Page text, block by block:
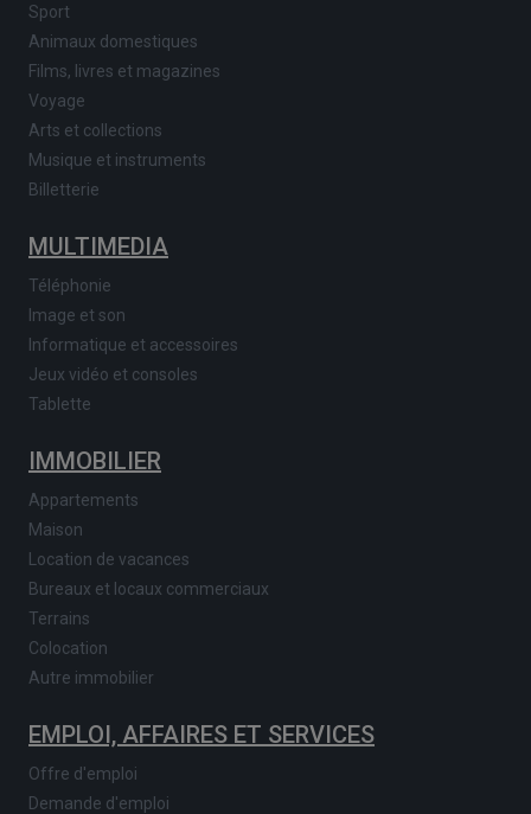
Sport
Animaux domestiques
Films, livres et magazines
Voyage
Arts et collections
Musique et instruments
Billetterie
MULTIMEDIA
Téléphonie
Image et son
Informatique et accessoires
Jeux vidéo et consoles
Tablette
IMMOBILIER
Appartements
Maison
Location de vacances
Bureaux et locaux commerciaux
Terrains
Colocation
Autre immobilier
EMPLOI, AFFAIRES ET SERVICES
Offre d'emploi
Demande d'emploi